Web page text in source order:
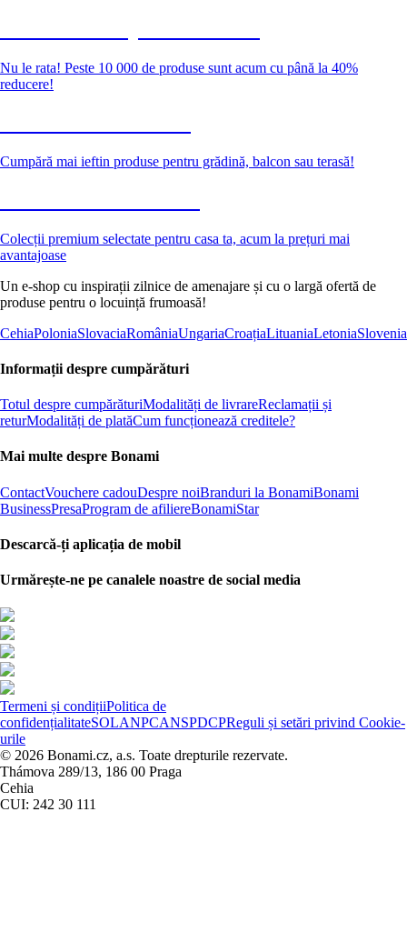
Nu le rata! Peste 10 000 de produse sunt acum cu până la 40%
reducere!
Cumpără mai ieftin produse pentru grădină, balcon sau terasă!
Colecții premium selectate pentru casa ta, acum la prețuri mai
avantajoase
Un e-shop cu inspirații zilnice de amenajare și cu o largă ofertă de
produse pentru o locuință frumoasă!
CehiaPoloniaSlovaciaRomâniaUngariaCroațiaLituaniaLetoniaSlovenia
Informații despre cumpărături
Totul despre cumpărăturiModalități de livrareReclamații și
returModalități de platăCum funcționează creditele?
Mai multe despre Bonami
ContactVouchere cadouDespre noiBranduri la BonamiBonami
BusinessPresaProgram de afiliereBonamiStar
Descarcă-ți aplicația de mobil
Urmărește-ne pe canalele noastre de social media
Termeni și condițiiPolitica de
confidențialitateSOLANPCANSPDCPReguli și setări privind Cookie-
urile
© 2026 Bonami.cz, a.s. Toate drepturile rezervate.
Thámova 289/13, 186 00 Praga
Cehia
CUI: 242 30 111